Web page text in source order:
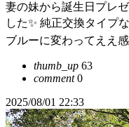
妻の妹から誕生日プレ
した✨ 純正交換タイプ
ブルーに変わってええ
thumb_up 63
comment0
2025/08/01 22:33